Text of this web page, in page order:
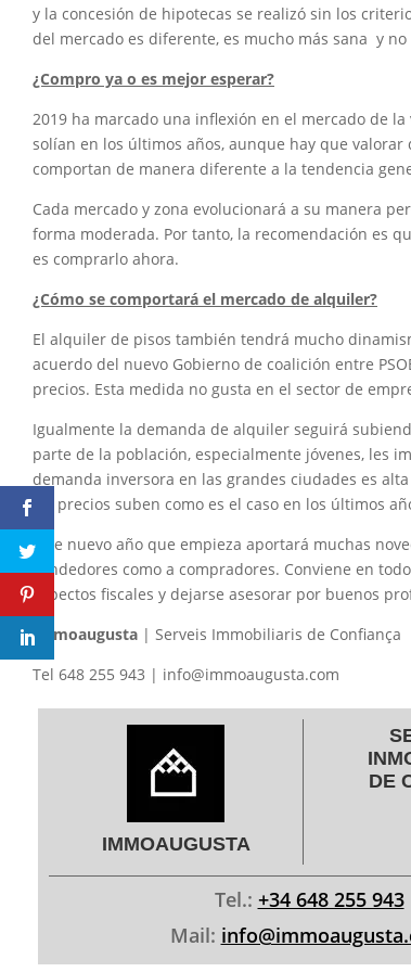
y la concesión de hipotecas se realizó sin los
del mercado es diferente, es mucho más sana y
¿Compro ya o es mejor esperar?
2019 ha marcado una inflexión en el mercado de
solían en los últimos años, aunque hay que
comportan de manera diferente a la tendencia
Cada mercado y zona evolucionará a su manera
forma moderada. Por tanto, la recomendación es
es comprarlo ahora.
¿Cómo se comportará el mercado de alquiler?
El alquiler de pisos también tendrá mucho
acuerdo del nuevo Gobierno de coalición entre
precios. Esta medida no gusta en el sector de
Igualmente la demanda de alquiler seguirá
parte de la población, especialmente jóvenes, les
demanda inversora en las grandes ciudades es
los precios suben como es el caso en los últimos
Este nuevo año que empieza aportará muchas
vendedores como a compradores. Conviene en
aspectos fiscales y dejarse asesorar por buenos
Immoaugusta | Serveis Immobiliaris de Confiança
Tel 648 255 943 | info@immoaugusta.com
IMMOAUGUSTA
DE
Tel.: +34 648 255 943
Mail: